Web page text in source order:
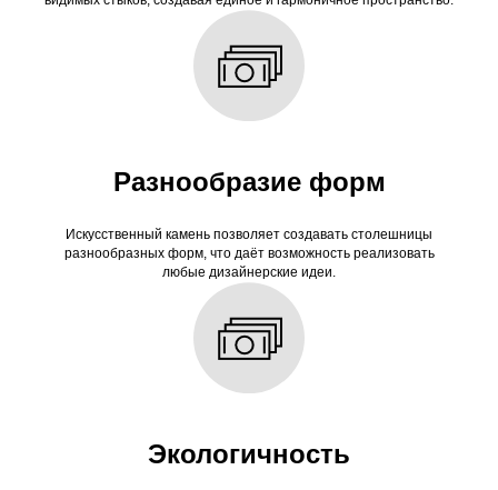
Разнообразие форм
Искусственный камень позволяет создавать столешницы
разнообразных форм, что даёт возможность реализовать
любые дизайнерские идеи.
Экологичность